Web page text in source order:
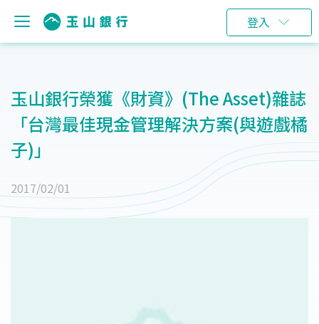
登入
玉山銀行榮獲《財資》(The Asset)雜誌
「台灣最佳現金管理解決方案(與遊戲橘
子)」
2017/02/01